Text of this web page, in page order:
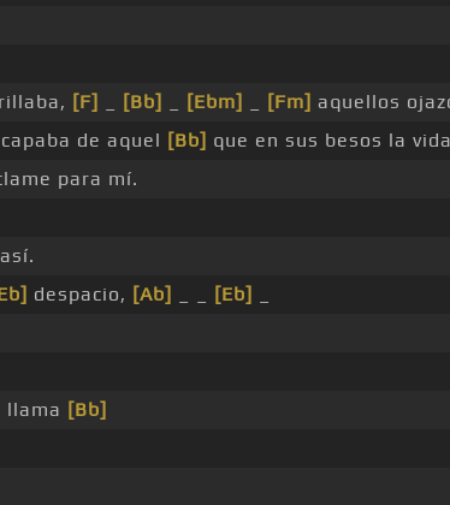
[F] [Bb] [Ebm] [Fm] aquellos
de aquel [Bb] que en sus besos la vida
para mí.
así.
despacio, [Ab] [Eb]
llama [Bb]